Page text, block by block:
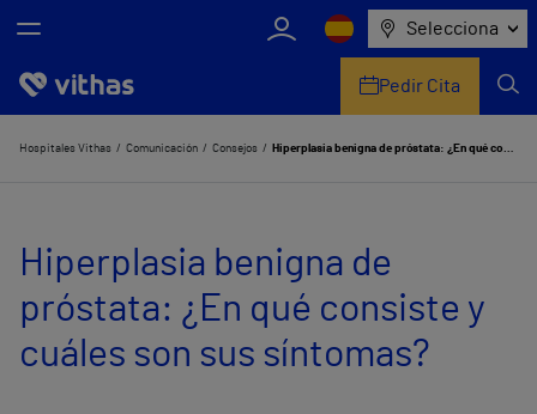
Selecciona
Nosotros
Servicios de salud
Equipo médico y asistencial
Pedir Cita
Hospitales Vithas Comunicación Consejos Hiperplasia benigna de próstata: ¿En qué consiste y cuáles son sus síntomas?
Hiperplasia benigna de
próstata: ¿En qué consiste y
cuáles son sus síntomas?